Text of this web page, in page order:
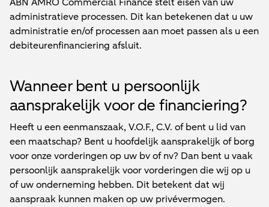
administratieve processen. Dit kan betekenen dat u uw
administratie en/of processen aan moet passen als u een
debiteurenfinanciering afsluit.
Wanneer bent u persoonlijk
aansprakelijk voor de financiering?
Heeft u een eenmanszaak, V.O.F., C.V. of bent u lid van
een maatschap? Bent u hoofdelijk aansprakelijk of borg
voor onze vorderingen op uw bv of nv? Dan bent u vaak
persoonlijk aansprakelijk voor vorderingen die wij op u
of uw onderneming hebben. Dit betekent dat wij
aanspraak kunnen maken op uw privévermogen.